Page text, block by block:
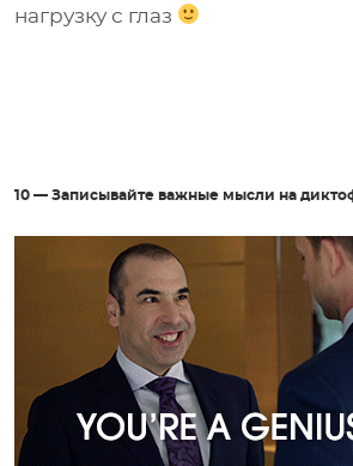
нагрузку с глаз
10 — Записывайте важные мысли на